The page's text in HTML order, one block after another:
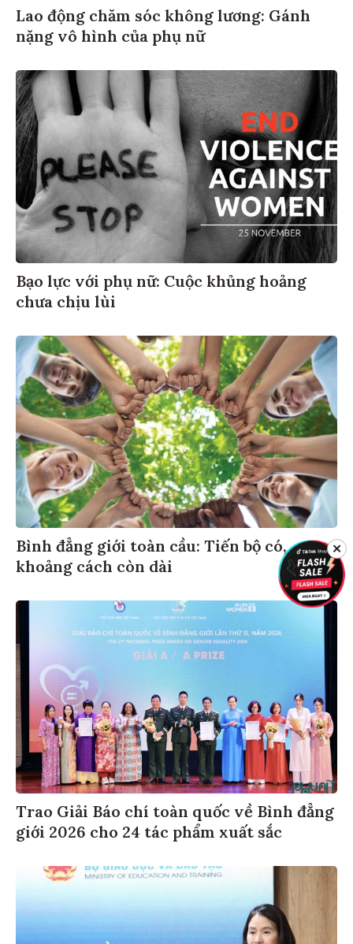
Lao động chăm sóc không lương: Gánh
nặng vô hình của phụ nữ
Bạo lực với phụ nữ: Cuộc khủng hoảng
chưa chịu lùi
Bình đẳng giới toàn cầu: Tiến bộ có,
khoảng cách còn dài
Trao Giải Báo chí toàn quốc về Bình đẳng
giới 2026 cho 24 tác phẩm xuất sắc
✕